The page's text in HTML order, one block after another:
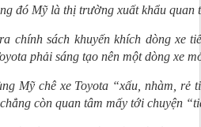
đó Mỹ là thị trường xuất khẩu quan
chính sách khuyến khích dòng xe
phải sáng tạo nên một dòng xe
Mỹ chê xe Toyota “xấu, nhàm, rẻ
còn quan tâm mấy tới chuyện